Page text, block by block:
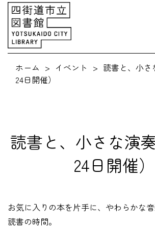
ホーム
イベント
読書と、小さ
24日開催）
読書と、小さな演
24日開催）
お気に入りの本を片手に、やわらかな
読書の時間。